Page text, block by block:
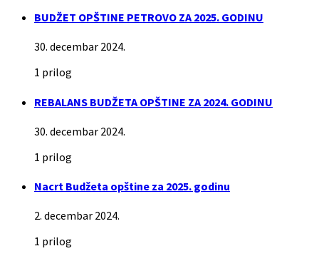
BUDŽET OPŠTINE PETROVO ZA 2025. GODINU
30. decembar 2024.
1 prilog
REBALANS BUDŽETA OPŠTINE ZA 2024. GODINU
30. decembar 2024.
1 prilog
Nacrt Budžeta opštine za 2025. godinu
2. decembar 2024.
1 prilog